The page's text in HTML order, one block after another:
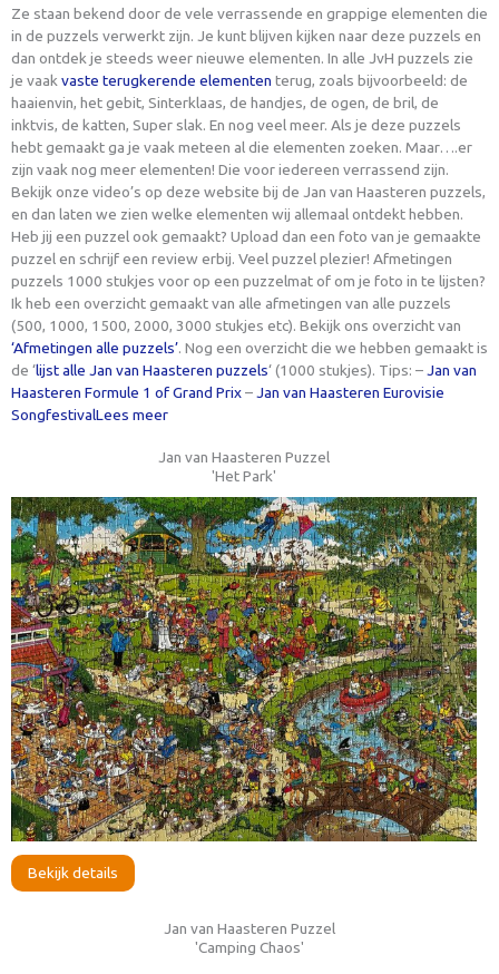
Ze staan bekend door de vele verrassende en grappige elementen die
in de puzzels verwerkt zijn. Je kunt blijven kijken naar deze puzzels en
dan ontdek je steeds weer nieuwe elementen. In alle JvH puzzels zie
je vaak vaste terugkerende elementen terug, zoals bijvoorbeeld: de
haaienvin, het gebit, Sinterklaas, de handjes, de ogen, de bril, de
inktvis, de katten, Super slak. En nog veel meer. Als je deze puzzels
hebt gemaakt ga je vaak meteen al die elementen zoeken. Maar….er
zijn vaak nog meer elementen! Die voor iedereen verrassend zijn.
Bekijk onze video’s op deze website bij de Jan van Haasteren puzzels,
en dan laten we zien welke elementen wij allemaal ontdekt hebben.
Heb jij een puzzel ook gemaakt? Upload dan een foto van je gemaakte
puzzel en schrijf een review erbij. Veel puzzel plezier! Afmetingen
puzzels 1000 stukjes voor op een puzzelmat of om je foto in te lijsten?
Ik heb een overzicht gemaakt van alle afmetingen van alle puzzels
(500, 1000, 1500, 2000, 3000 stukjes etc). Bekijk ons overzicht van
‘Afmetingen alle puzzels’. Nog een overzicht die we hebben gemaakt is
de ‘lijst alle Jan van Haasteren puzzels‘ (1000 stukjes). Tips: –Jan van
Haasteren Formule 1 of Grand Prix–Jan van Haasteren Eurovisie
SongfestivalLees meer
Jan van Haasteren Puzzel
'Het Park'
Bekijk details
Jan van Haasteren Puzzel
'Camping Chaos'